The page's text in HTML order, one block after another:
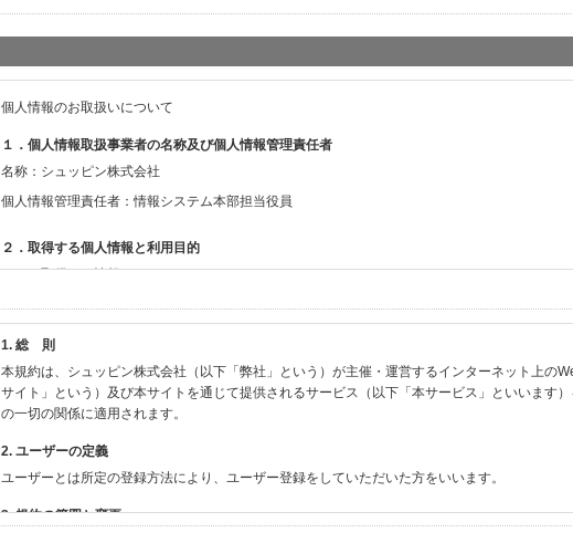
個人情報のお取扱いについて
１．個人情報取扱事業者の名称及び個人情報管理責任者
名称：シュッピン株式会社
個人情報管理責任者：情報システム本部担当役員
２．取得する個人情報と利用目的
（１）取得する情報
・必須登録：氏名、生年月日、性別、住所、電話番号、メールアドレス、パスワード
・任意登録：ニックネーム、プロフィール画像、希望するメールマガジンの種類
【当社サービスをご利用時に当社が取得またはご提供いただく情報】
・お支払いやお振込みに関わる情報（クレジットカード・銀行口座・電子マネー等の決済時に
・法律上の要請等により、本人確認を行うための本人確認書類（運転免許証、健康保険証、住
・EVERYBODY×PHOTOGRAPHER.comのご利用に伴いご登録いただいた、広範囲設定をご希
撮影機材や機材の設定等に関する情報、および画像データとその画像データに含まれる情報
・当社ウェブサイト・サービス内のクッキー情報
1. 総 則
本規約は、シュッピン株式会社（以下「弊社」という）が主催・運営するインターネット上の
サイト」という）及び本サイトを通じて提供されるサービス（以下「本サービス」といいます
の一切の関係に適用されます。
2. ユーザーの定義
ユーザーとは所定の登録方法により、ユーザー登録をしていただいた方をいいます。
3. 規約の範囲と変更